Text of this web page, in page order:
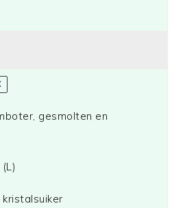
gesmolten en
kristalsuiker